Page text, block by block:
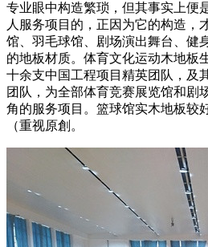
专业眼中构造繁琐，但其事实上便
人服务项目的，正因为它的构造，
馆、羽毛球馆、剧场演出舞台、健
的地板材质。体育文化运动木地板
十余支中国工程项目精英团队，及
团队，为全部体育竞赛展览馆和剧
角的服务项目。篮球馆实木地板较
（重视原創。